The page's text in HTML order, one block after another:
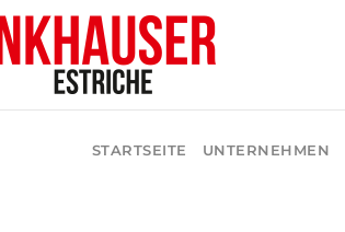
STARTSEITE UNTERNEHMEN